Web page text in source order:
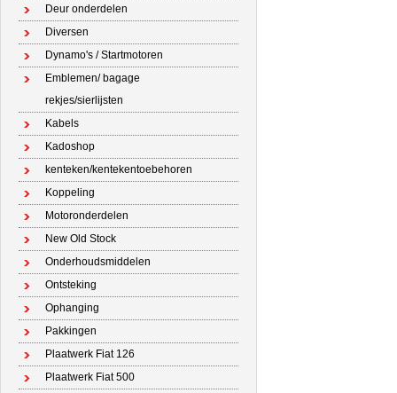
Deur onderdelen
Diversen
Dynamo's / Startmotoren
Emblemen/ bagage
rekjes/sierlijsten
Kabels
Kadoshop
kenteken/kentekentoebehoren
Koppeling
Motoronderdelen
New Old Stock
Onderhoudsmiddelen
Ontsteking
Ophanging
Pakkingen
Plaatwerk Fiat 126
Plaatwerk Fiat 500